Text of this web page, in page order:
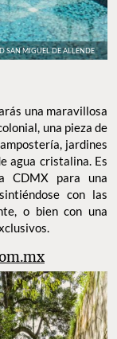
SAN MIGUEL DE ALLENDE
una maravillosa
una pieza de
jardines
agua cristalina. Es
CDMX para una
con las
o bien con una